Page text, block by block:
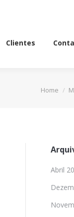
Clientes
You are
Home
Abril